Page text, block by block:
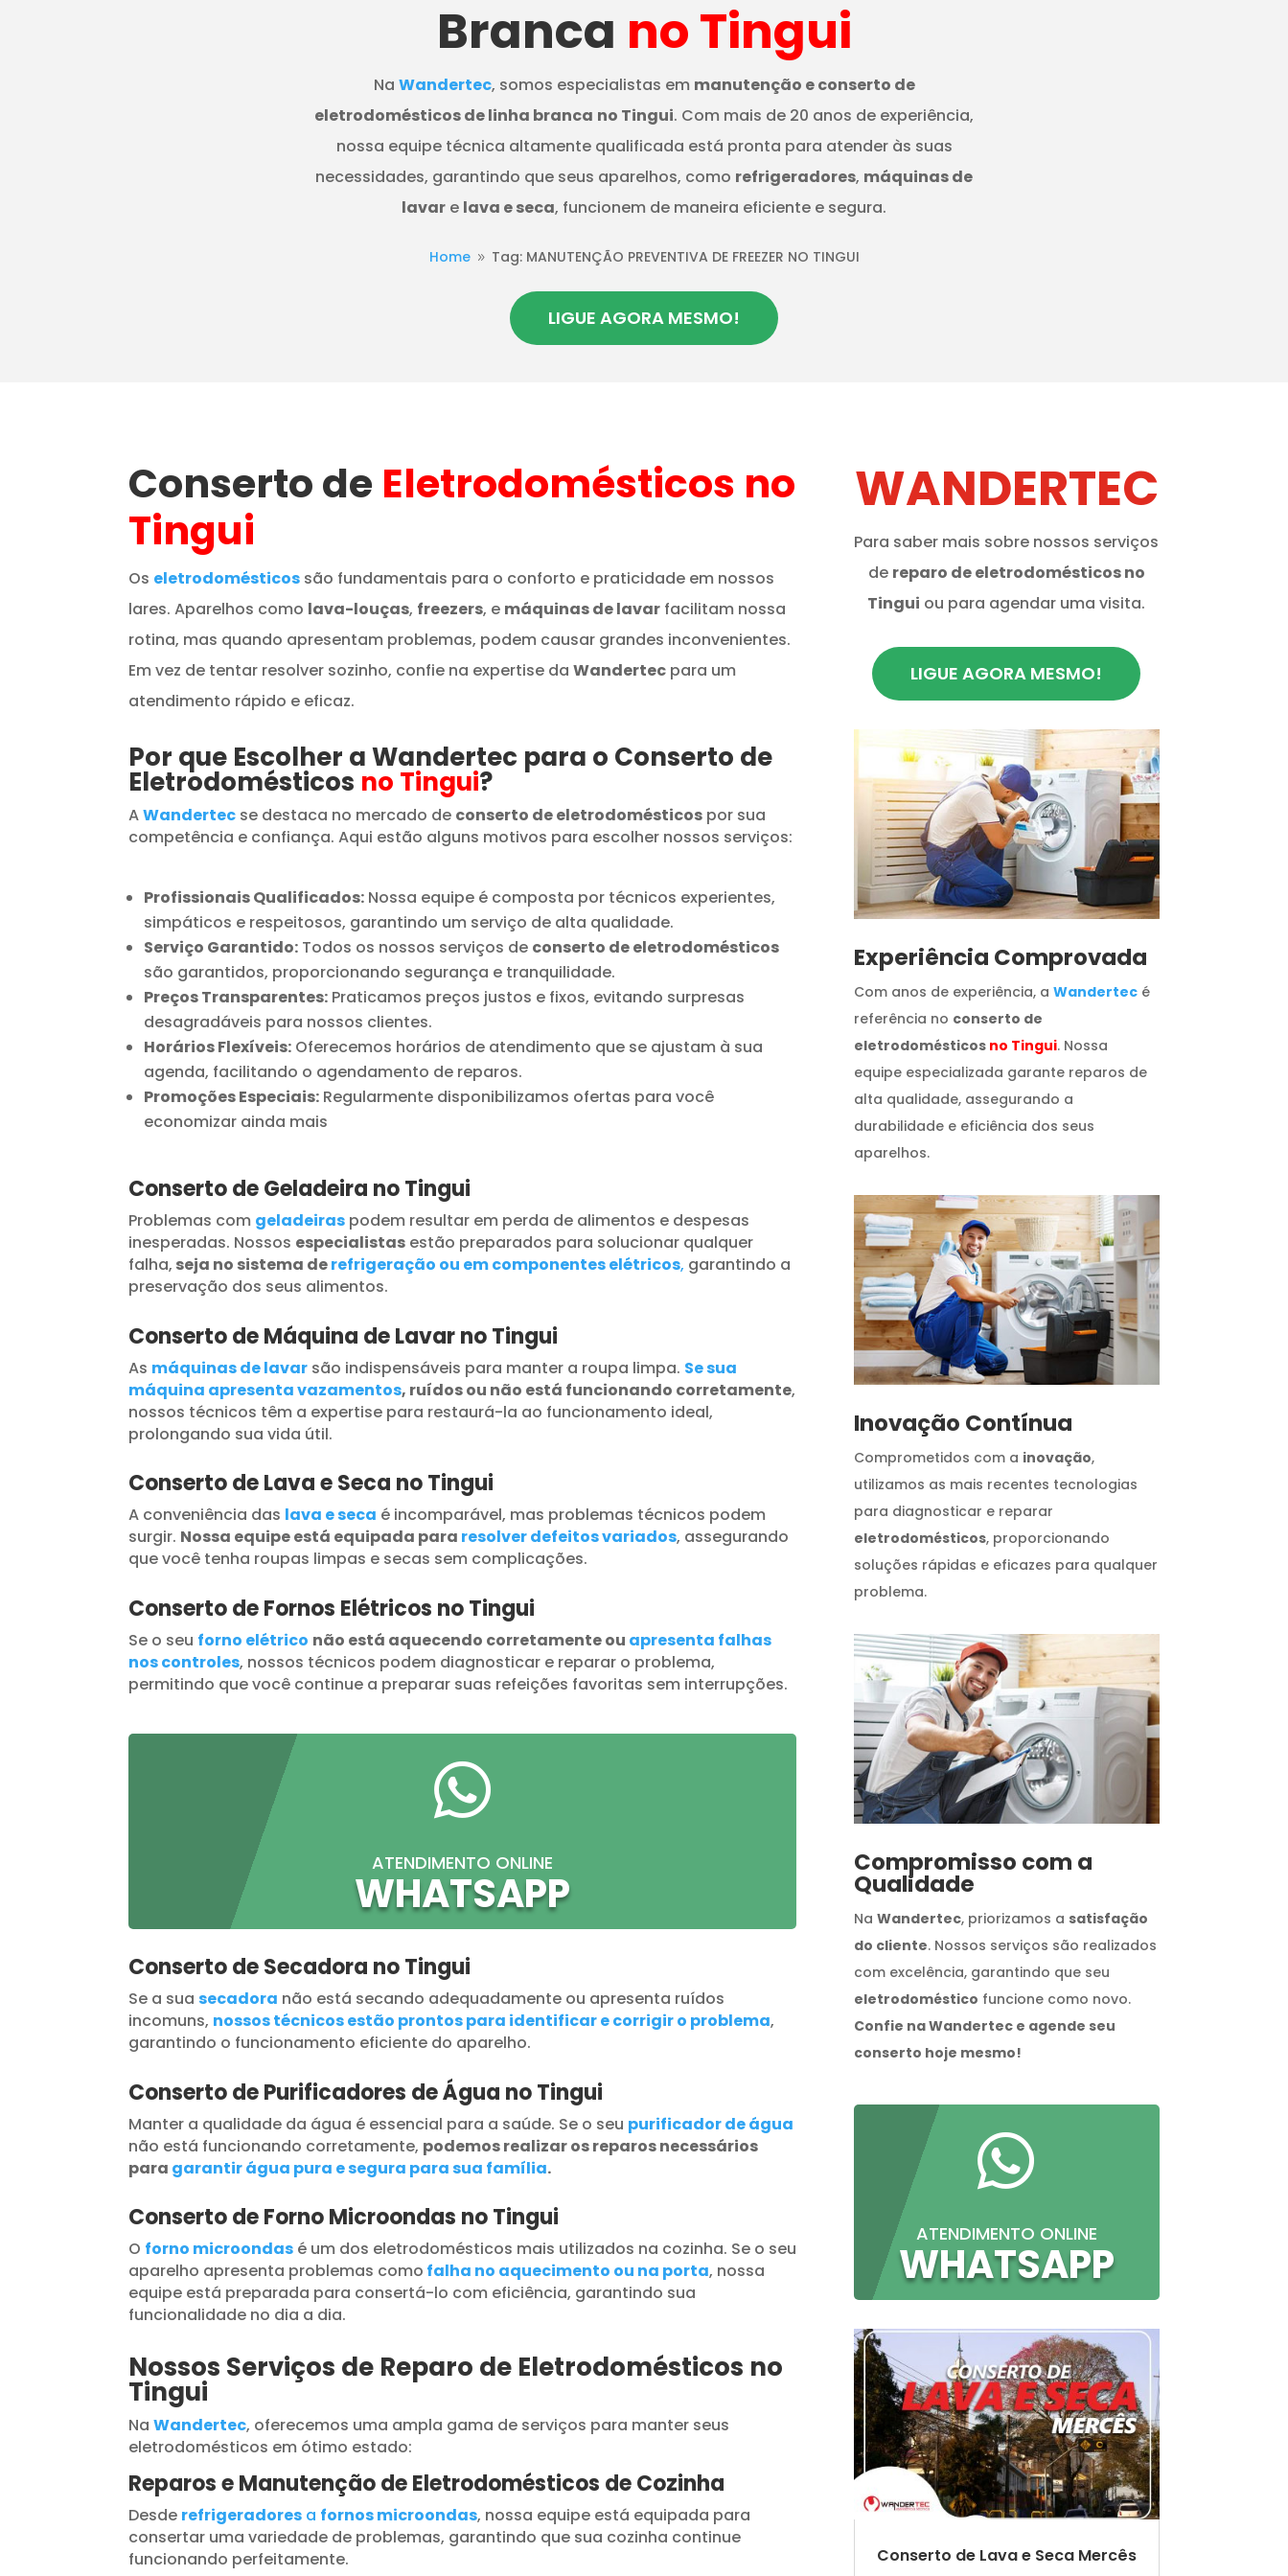
Branca no Tingui
Na Wandertec, somos especialistas em manutenção e conserto de
eletrodomésticos de linha branca no Tingui. Com mais de 20 anos de experiência,
nossa equipe técnica altamente qualificada está pronta para atender às suas
necessidades, garantindo que seus aparelhos, como refrigeradores, máquinas de
lavar e lava e seca, funcionem de maneira eficiente e segura.
Home 9 Tag: MANUTENÇÃO PREVENTIVA DE FREEZER NO TINGUI
LIGUE AGORA MESMO!
Conserto de Eletrodomésticos no
Tingui
Os eletrodomésticos são fundamentais para o conforto e praticidade em nossos
lares. Aparelhos como lava-louças, freezers, e máquinas de lavar facilitam nossa
rotina, mas quando apresentam problemas, podem causar grandes inconvenientes.
Em vez de tentar resolver sozinho, confie na expertise daWandertec para um
atendimento rápido e eficaz.
Por que Escolher a Wandertec para o Conserto de
Eletrodomésticos no Tingui?
AWandertec se destaca no mercado de conserto de eletrodomésticos por sua
competência e confiança. Aqui estão alguns motivos para escolher nossos serviços:
Profissionais Qualificados: Nossa equipe é composta por técnicos experientes,
simpáticos e respeitosos, garantindo um serviço de alta qualidade.
Serviço Garantido: Todos os nossos serviços de conserto de eletrodomésticos
são garantidos, proporcionando segurança e tranquilidade.
Preços Transparentes: Praticamos preços justos e fixos, evitando surpresas
desagradáveis para nossos clientes.
Horários Flexíveis: Oferecemos horários de atendimento que se ajustam à sua
agenda, facilitando o agendamento de reparos.
Promoções Especiais: Regularmente disponibilizamos ofertas para você
economizar ainda mais
Conserto de Geladeira no Tingui
Problemas com geladeiras podem resultar em perda de alimentos e despesas
inesperadas. Nossos especialistas estão preparados para solucionar qualquer
falha, seja no sistema derefrigeração ou em componentes elétricos, garantindo a
preservação dos seus alimentos.
Conserto de Máquina de Lavar no Tingui
As máquinas de lavar são indispensáveis para manter a roupa limpa. Se sua
máquina apresenta vazamentos, ruídos ou não está funcionando corretamente,
nossos técnicos têm a expertise para restaurá-la ao funcionamento ideal,
prolongando sua vida útil.
Conserto de Lava e Seca no Tingui
A conveniência das lava e seca é incomparável, mas problemas técnicos podem
surgir. Nossa equipe está equipada para resolver defeitos variados, assegurando
que você tenha roupas limpas e secas sem complicações.
Conserto de Fornos Elétricos no Tingui
Se o seu forno elétrico não está aquecendo corretamente ou apresenta falhas
nos controles, nossos técnicos podem diagnosticar e reparar o problema,
permitindo que você continue a preparar suas refeições favoritas sem interrupções.

ATENDIMENTO ONLINE
WHATSAPP
Conserto de Secadora no Tingui
Se a suasecadora não está secando adequadamente ou apresenta ruídos
incomuns, nossos técnicos estão prontos para identificar e corrigir o problema,
garantindo o funcionamento eficiente do aparelho.
Conserto de Purificadores de Água no Tingui
Manter a qualidade da água é essencial para a saúde. Se o seu purificador de água
não está funcionando corretamente, podemos realizar os reparos necessários
para garantir água pura e segura para sua família.
Conserto de Forno Microondas no Tingui
O forno microondas é um dos eletrodomésticos mais utilizados na cozinha. Se o seu
aparelho apresenta problemas como falha no aquecimento ou na porta, nossa
equipe está preparada para consertá-lo com eficiência, garantindo sua
funcionalidade no dia a dia.
Nossos Serviços de Reparo de Eletrodomésticos no
Tingui
NaWandertec, oferecemos uma ampla gama de serviços para manter seus
eletrodomésticos em ótimo estado:
Reparos e Manutenção de Eletrodomésticos de Cozinha
Desde refrigeradores a fornos microondas, nossa equipe está equipada para
consertar uma variedade de problemas, garantindo que sua cozinha continue
funcionando perfeitamente.
WANDERTEC
Para saber mais sobre nossos serviços
de reparo de eletrodomésticos no
Tingui ou para agendar uma visita.
LIGUE AGORA MESMO!
​Experiência Comprovada
Com anos de experiência, a Wandertecé
referência no conserto de
eletrodomésticos no Tingui. Nossa
equipe especializada garante reparos de
alta qualidade, assegurando a
durabilidade e eficiência dos seus
aparelhos.
Inovação Contínua
Comprometidos com a inovação,
utilizamos as mais recentes tecnologias
para diagnosticar e reparar
eletrodomésticos, proporcionando
soluções rápidas e eficazes para qualquer
problema.
Compromisso com a
Qualidade
Na Wandertec, priorizamos a satisfação
do cliente. Nossos serviços são realizados
com excelência, garantindo que seu
eletrodoméstico funcione como novo.
Confie na Wandertec e agende seu
conserto hoje mesmo!

ATENDIMENTO ONLINE
WHATSAPP
Conserto de Lava e Seca Mercês